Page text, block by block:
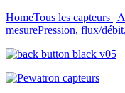
HomeTous les capteurs |
mesurePression, flux/